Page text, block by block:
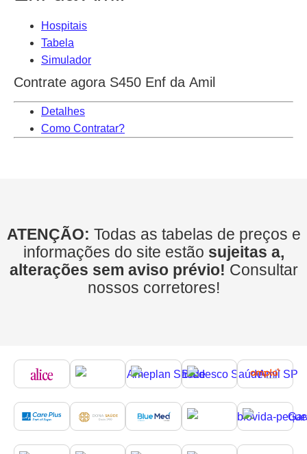
Hospitais
Tabela
Simulador
Contrate agora S450 Enf da Amil
Detalhes
Como Contratar?
ATENÇÃO: Todas as tabelas de preços e
informações do site estão sujeitas a,
alterações sem aviso prévio! Consultar
nossos corretores!